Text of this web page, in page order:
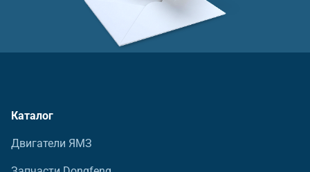
Каталог
Двигатели ЯМЗ